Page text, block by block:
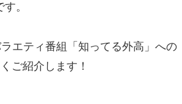
。
エティ番組「知ってる外高」への
ご紹介します！